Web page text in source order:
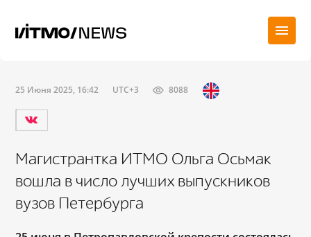
25 Июня 2025, 16:42 UTC+3 8088
Магистрантка ИТМО Ольга Осьмак
вошла в число лучших выпускников
вузов Петербурга